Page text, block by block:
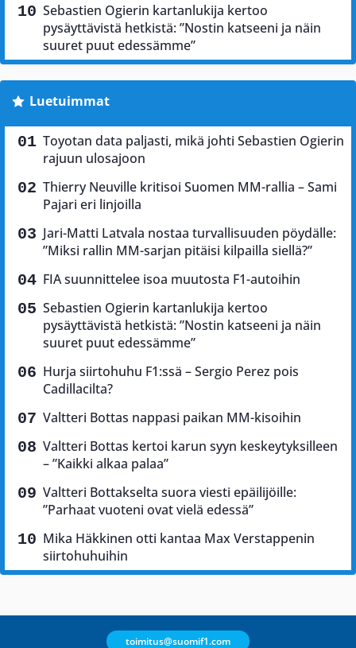
Sebastien Ogierin kartanlukija kertoo
pysäyttävistä hetkistä: ”Nostin katseeni ja näin
suuret puut edessämme”
Luetuimmat
Toyotan data paljasti, mikä johti Sebastien Ogierin
rajuun ulosajoon
Thierry Neuville kritisoi Suomen MM-rallia – Sami
Pajari eri linjoilla
Jari-Matti Latvala nostaa turvallisuuden pöydälle:
”Miksi rallin MM-sarjan pitäisi kilpailla siellä?”
FIA suunnittelee isoa muutosta F1-autoihin
Sebastien Ogierin kartanlukija kertoo
pysäyttävistä hetkistä: ”Nostin katseeni ja näin
suuret puut edessämme”
Hurja siirtohuhu F1:ssä – Sergio Perez pois
Cadillacilta?
Valtteri Bottas nappasi paikan MM-kisoihin
Valtteri Bottas kertoi karun syyn keskeytyksilleen
– ”Kaikki alkaa palaa”
Valtteri Bottakselta suora viesti epäilijöille:
”Parhaat vuoteni ovat vielä edessä”
Mika Häkkinen otti kantaa Max Verstappenin
siirtohuhuihin
toimitus@suomif1.com